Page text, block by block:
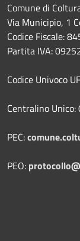
Comune di
Via Municipio, 1
Codice Fiscale:
Partita IVA:
Codice Univoco
Centralino
PEC:
PEO: